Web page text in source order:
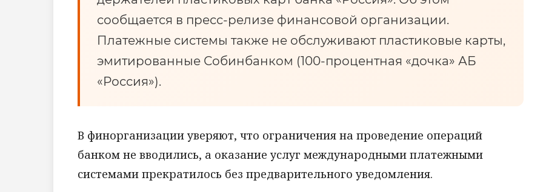
сообщается в пресс-релизе финансовой организации.
Платежные системы также не обслуживают пластиковые карты,
эмитированные Собинбанком (100-процентная «дочка» АБ
«Россия»).
В финорганизации уверяют, что ограничения на проведение операций
банком не вводились, а оказание услуг международными платежными
системами прекратилось без предварительного уведомления.